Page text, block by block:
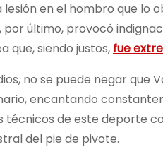
en el hombro que lo
último, provocó
que, siendo justos, fue
no se puede negar que
encantando
de este deporte
del pie de pivote.